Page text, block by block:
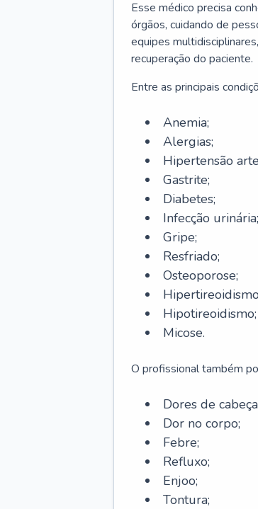
Esse médico precisa
órgãos, cuidando de
equipes
recuperação do paciente.
Entre as principais
Anemia;
Alergias;
Hipertensão
Gastrite;
Diabetes;
Infecção urinária;
Gripe;
Resfriado;
Osteoporose;
Hipotireoidismo;
Micose.
O profissional também
Dores de
Dor no corpo;
Febre;
Refluxo;
Enjoo;
Tontura;